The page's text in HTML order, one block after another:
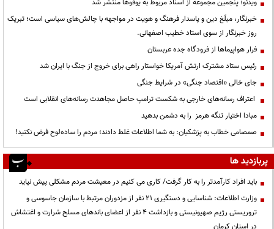
ویدئو؛ پنجمین مجموعه از اسناد مربوط به یوفوها منتشر شد
خبرنگار، مبلّغ دین و پاسدار فرهنگ و هویت در مواجهه با چالش‌های سیاسی است؛ تبریک
روز خبرنگار از سوی استاد خطیب اصفهانی.
فرار هواپیماها از فرودگاه جده عربستان
رئیس ستاد مشترک ارتش آمریکا خواستار راهی برای خروج از جنگ با ایران شد
جای خالی «اقتصاد جنگی» در شرایط جنگی
اعتراف رسانه‌های خارجی به شکست ترامپ حاصل مجاهدت رسانه‌های انقلابی است
مبادا اختیار تنگه هرمز را به دشمن بدهید
صمصامی خطاب به پزشکیان: به شما اطلاعات غلط دادند؛ مردم را ساده‌لوح فرض نکنید!
پربازدید ها
باید افراد کارآمدتر را به کار گرفت/ کاری می کنیم در معیشت مردم مشکلی پیش نیاید
وزارت اطلاعات: شناسایی و دستگیری ۲۱ نفر از مزدوران مرتبط با سازمان جاسوسی و
تروریستی رژیم صهیونیستی و بازداشت ۴ نفر از اعضای باندهای مسلح شرارت و اغتشاش
در استان کرمان